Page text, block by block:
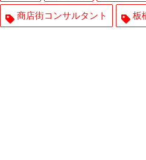
商店街コンサルタント 板